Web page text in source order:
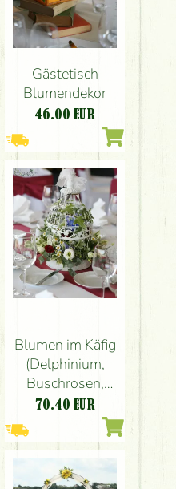
Gästetisch
Blumendekor
46.00 EUR
Blumen im Käfig
(Delphinium,
Buschrosen,
Alstroemeria,
70.40 EUR